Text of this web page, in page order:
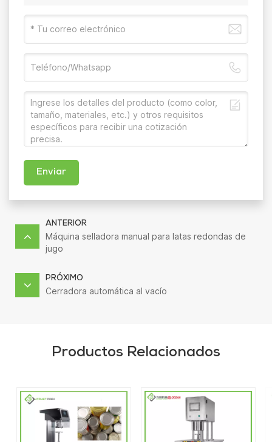
Enviar
ANTERIOR
Máquina selladora manual para latas redondas de
jugo
PRÓXIMO
Cerradora automática al vacío
Productos Relacionados